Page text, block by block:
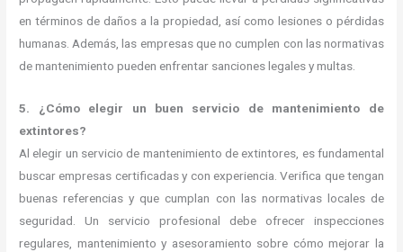
en términos de daños a la propiedad, así como lesiones o pérdidas
humanas. Además, las empresas que no cumplen con las normativas
de mantenimiento pueden enfrentar sanciones legales y multas.
5. ¿Cómo elegir un buen servicio de mantenimiento de
extintores?
Al elegir un servicio de mantenimiento de extintores, es fundamental
buscar empresas certificadas y con experiencia. Verifica que tengan
buenas referencias y que cumplan con las normativas locales de
seguridad. Un servicio profesional debe ofrecer inspecciones
regulares, mantenimiento y asesoramiento sobre cómo mejorar la